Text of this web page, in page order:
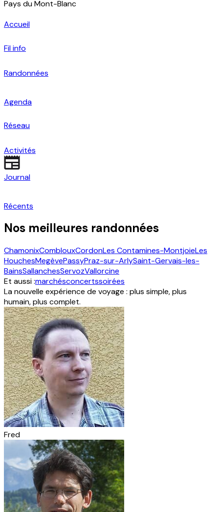
Pays du Mont-Blanc
Accueil
Fil info
Randonnées
Agenda
Réseau
Activités
Journal
Récents
Nos meilleures randonnées
ChamonixComblouxCordonLes Contamines-MontjoieLes
HouchesMegèvePassyPraz-sur-ArlySaint-Gervais-les-
BainsSallanchesServozVallorcine
Et aussi :marchésconcertssoirées
La nouvelle expérience de voyage : plus simple, plus
humain, plus complet.
Fred